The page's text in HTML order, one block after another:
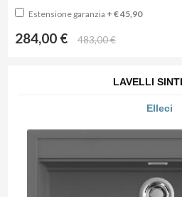
Estensione garanzia + € 45,90
284,00 € 483,00 €
LAVELLI
Elleci